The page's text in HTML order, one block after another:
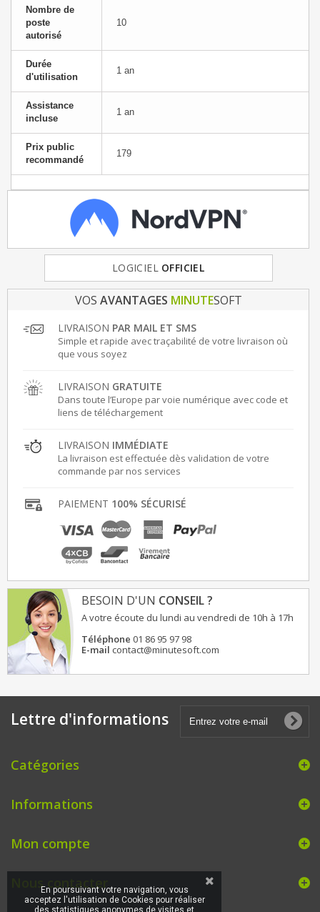
Nombre de
poste
autorisé
10
Durée
d'utilisation
1 an
Assistance
incluse
1 an
Prix public
recommandé
179
LOGICIEL OFFICIEL
FRANCE & EUROPE
VOS AVANTAGES MINUTESOFT
LIVRAISON PAR MAIL ET SMS
Simple et rapide avec traçabilité de votre livraison où
que vous soyez
LIVRAISON GRATUITE
Dans toute l’Europe par voie numérique avec code et
liens de téléchargement
LIVRAISON IMMÉDIATE
La livraison est effectuée dès validation de votre
commande par nos services
PAIEMENT 100% SÉCURISÉ
BESOIN D'UN CONSEIL ?
A votre écoute du lundi au vendredi de 10h à 17h
Téléphone 01 86 95 97 98
E-mail contact@minutesoft.com
Lettre d'informations
Catégories
Informations
Mon compte
Nous contacter
En poursuivant votre navigation, vous
acceptez l'utilisation de Cookies pour réaliser
des statistiques anonymes de visites et